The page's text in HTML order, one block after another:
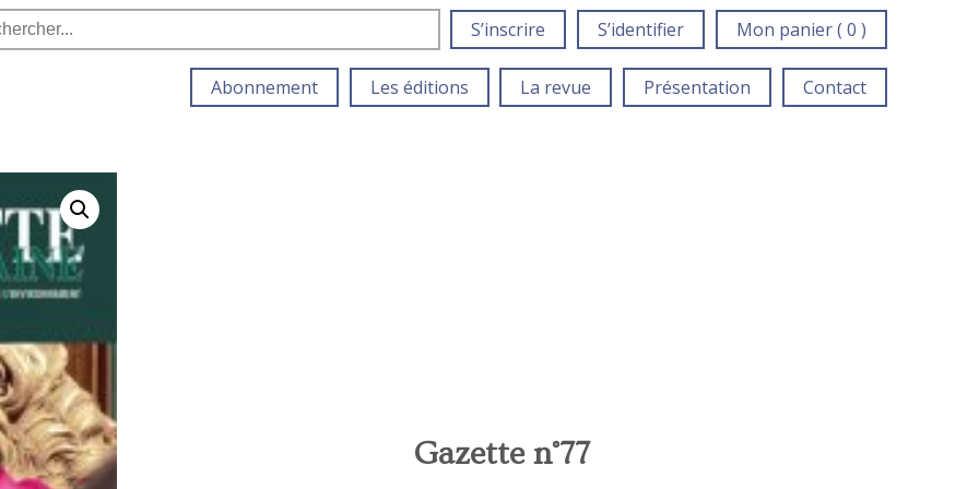
S’inscrire S’identifier Mon panier ( 0 )
Abonnement Les éditions La revue Présentation Contact
Gazette n°77